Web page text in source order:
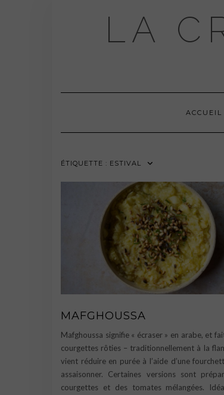
LA
ACCUEIL
ÉTIQUETTE : ESTIVAL
MAFGHOUSSA
Mafghoussa signifie « écraser » en arabe, et
courgettes rôties – traditionnellement à la
vient réduire en purée à l’aide d’une
assaisonner. Certaines versions sont
courgettes et des tomates mélangées.